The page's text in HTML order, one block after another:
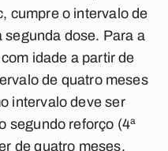
cumpre o intervalo de
segunda dose. Para a
idade a partir de
de quatro meses
intervalo deve ser
segundo reforço (4ª
de quatro meses,